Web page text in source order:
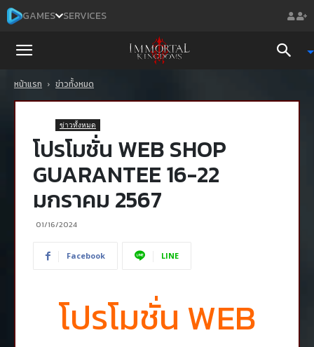
GAMES SERVICES
Immortal
Mobile
หน้าแรก ข่าวทั้งหมด
ข่าวทั้งหมด
โปรโมชั่น WEB SHOP
GUARANTEE 16-22
มกราคม 2567
01/16/2024
Facebook LINE
โปรโมชั่น WEB